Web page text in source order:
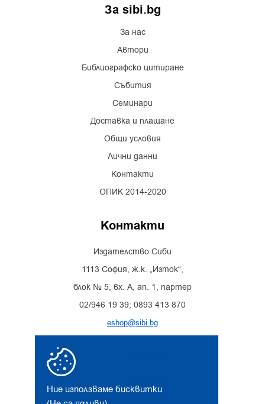
Ние използваме бисквитки
За sibi.bg
За нас
Автори
Библиографско цитиране
Събития
Семинари
Доставка и плащане
Общи условия
Лични данни
Контакти
ОПИК 2014-2020
Контакти
Издателство Сиби
1113 София, ж.к. „Изток“,
блок № 5, вх. А, ап. 1, партер
02/946 19 39; 0893 413 870
eshop@sibi.bg